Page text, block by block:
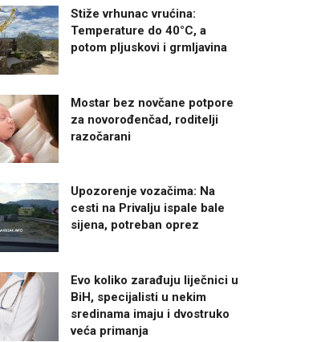
Stiže vrhunac vrućina:
Temperature do 40°C, a
potom pljuskovi i grmljavina
Mostar bez novčane potpore
za novorođenčad, roditelji
razočarani
Upozorenje vozačima: Na
cesti na Privalju ispale bale
sijena, potreban oprez
Evo koliko zarađuju liječnici u
BiH, specijalisti u nekim
sredinama imaju i dvostruko
veća primanja